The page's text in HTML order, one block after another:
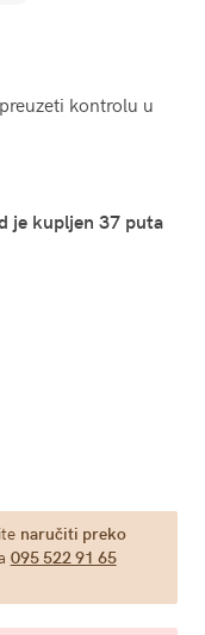
kontrolu u
je kupljen 37 puta
naručiti preko
095 522 91 65